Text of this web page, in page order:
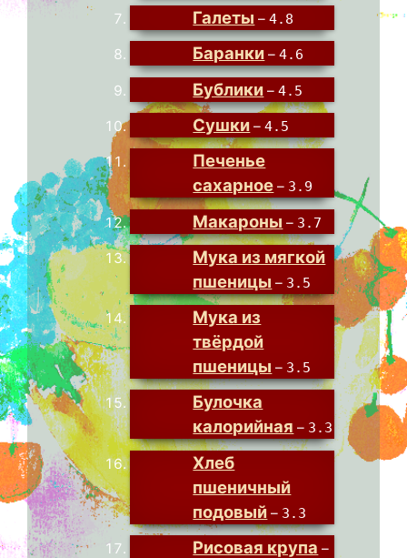
Галеты –4.8
Баранки –4.6
Бублики –4.5
Сушки –4.5
Печенье
сахарное – 3.9
Макароны – 3.7
Мука из мягкой
пшеницы – 3.5
Мука из
твёрдой
пшеницы – 3.5
Булочка
калорийная – 3.3
Хлеб
пшеничный
подовый – 3.3
Рисовая крупа –